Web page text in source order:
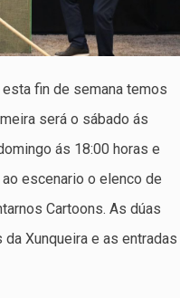
fin de semana temos
será o sábado ás
ás 18:00 horas e
escenario o elenco de
Cartoons. As dúas
Xunqueira e as entradas